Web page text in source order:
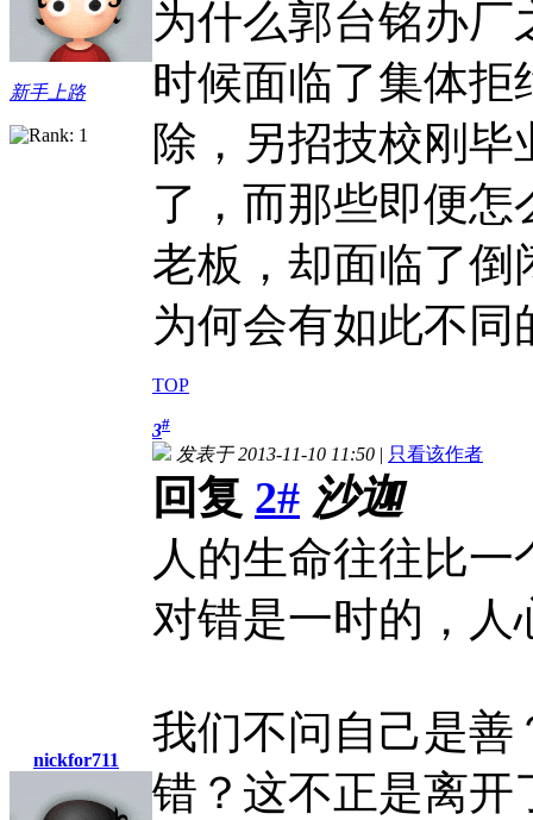
新手上路
为什么郭台铭办
时候面临了集体
除，另招技校刚
了，而那些即便
老板，却面临了倒
为何会有如此不
TOP
nickfor711
3#
发表于 2013-11-10 11:50 | 只看该作者
回复 2# 沙迦
人的生命往往比
对错是一时的，
我们不问自己是善
错？这不正是离开